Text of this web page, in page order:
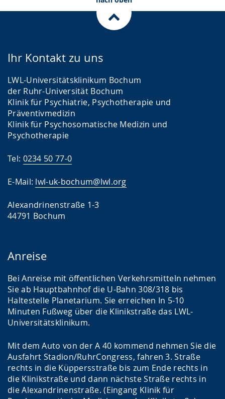
Ihr Kontakt zu uns
LWL-Universitätsklinikum Bochum
der Ruhr-Universität Bochum
Klinik für Psychiatrie, Psychotherapie und
Präventivmedizin
Klinik für Psychosomatische Medizin und
Psychotherapie
Tel: 0234 50 77-0
E-Mail: lwl-uk-bochum@lwl.org
Alexandrinenstraße 1-3
44791 Bochum
Anreise
Bei Anreise mit öffentlichen Verkehrsmitteln nehmen
Sie ab Hauptbahnhof die U-Bahn 308/318 bis
Haltestelle Planetarium. Sie erreichen In 5-10
Minuten Fußweg über die Klinikstraße das LWL-
Universitätsklinikum.
Mit dem Auto von der A 40 kommend nehmen Sie die
Ausfahrt Stadion/RuhrCongress, fahren 3. Straße
rechts in die Küppersstraße bis zum Ende rechts in
die Klinikstraße und dann nächste Straße rechts in
die Alexandrinenstraße. (Eingang Klinik für